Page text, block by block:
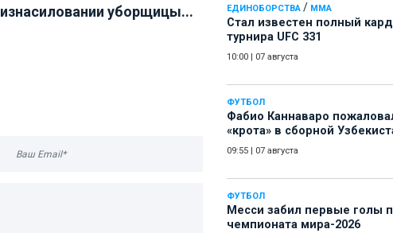
ЕДИНОБОРСТВА / ММА
Стал известен полный кард
турнира UFC 331
10:00 07 августа
ФУТБОЛ
Фабио Каннаваро
«крота» в сборной
09:55 07 августа
ФУТБОЛ
Месси забил первые голы
чемпионата мира-2026
изнасиловании уборщицы...